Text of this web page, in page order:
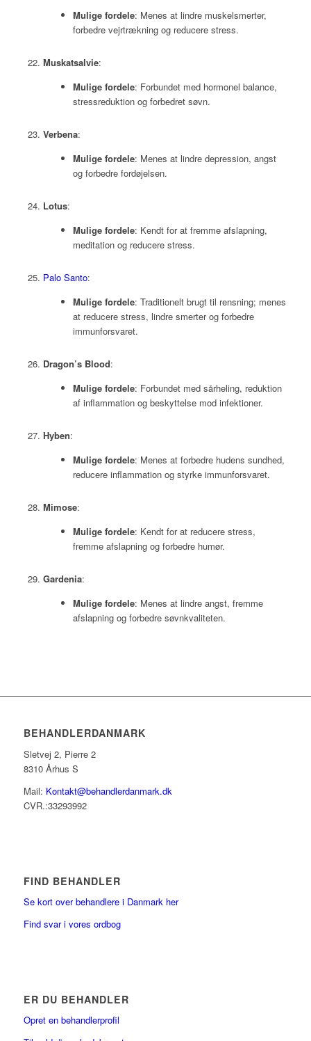
Mulige fordele: Menes at lindre muskelsmerter,
forbedre vejrtrækning og reducere stress.
Muskatsalvie:
Mulige fordele: Forbundet med hormonel balance,
stressreduktion og forbedret søvn.
Verbena:
Mulige fordele: Menes at lindre depression, angst
og forbedre fordøjelsen.
Lotus:
Mulige fordele: Kendt for at fremme afslapning,
meditation og reducere stress.
Palo Santo:
Mulige fordele: Traditionelt brugt til rensning; menes
at reducere stress, lindre smerter og forbedre
immunforsvaret.
Dragon’s Blood:
Mulige fordele: Forbundet med sårheling, reduktion
af inflammation og beskyttelse mod infektioner.
Hyben:
Mulige fordele: Menes at forbedre hudens sundhed,
reducere inflammation og styrke immunforsvaret.
Mimose:
Mulige fordele: Kendt for at reducere stress,
fremme afslapning og forbedre humør.
Gardenia:
Mulige fordele: Menes at lindre angst, fremme
afslapning og forbedre søvnkvaliteten.
BEHANDLERDANMARK
Sletvej 2, Pierre 2
8310 Århus S
Mail: Kontakt@behandlerdanmark.dk
CVR.:33293992
FIND BEHANDLER
Se kort over behandlere i Danmark her
Find svar i vores ordbog
ER DU BEHANDLER
Opret en behandlerprofil